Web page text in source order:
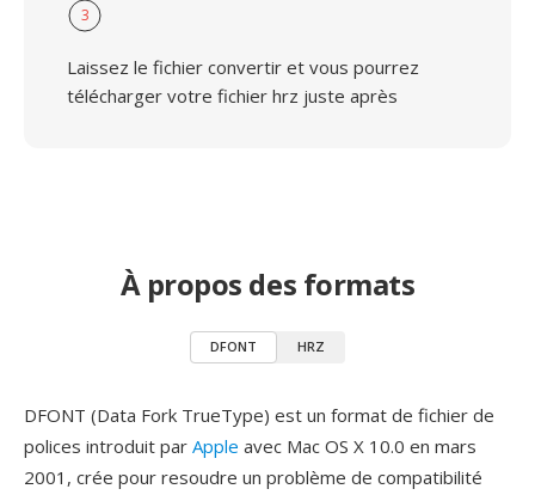
3
Laissez le fichier convertir et vous pourrez
télécharger votre fichier hrz juste après
À propos des formats
DFONT HRZ
DFONT (Data Fork TrueType) est un format de fichier de
polices introduit par Apple avec Mac OS X 10.0 en mars
2001, crée pour resoudre un problème de compatibilité